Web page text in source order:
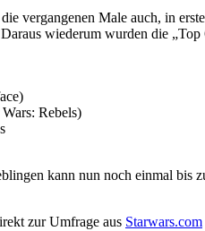
vergangenen Male auch, in
wiederum wurden die „Top
Rebels)
kann nun noch einmal bis
zur Umfrage aus Starwars.com